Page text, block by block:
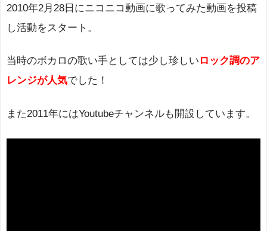
2010年2月28日にニコニコ動画に歌ってみた動画を投稿
し活動をスタート。
当時のボカロの歌い手としては少し珍しい ロック調のア
レンジが人気でした！
また2011年にはYoutubeチャンネルも開設しています。